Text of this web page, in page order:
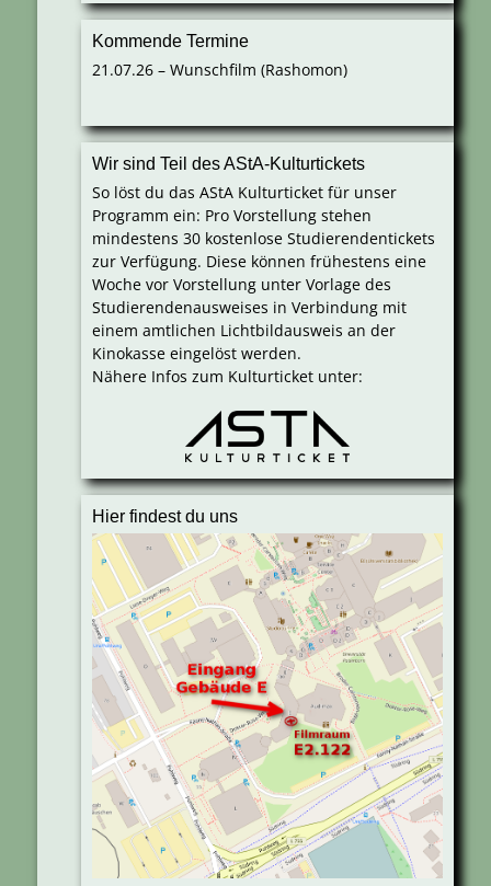
Kommende Termine
21.07.26 – Wunschfilm (Rashomon)
Wir sind Teil des AStA-Kulturtickets
So löst du das AStA Kulturticket für unser
Programm ein: Pro Vorstellung stehen
mindestens 30 kostenlose Studierendentickets
zur Verfügung. Diese können frühestens eine
Woche vor Vorstellung unter Vorlage des
Studierendenausweises in Verbindung mit
einem amtlichen Lichtbildausweis an der
Kinokasse eingelöst werden.
Nähere Infos zum Kulturticket unter:
Hier findest du uns